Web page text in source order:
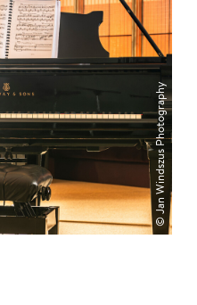
© Jan Windszus Photography